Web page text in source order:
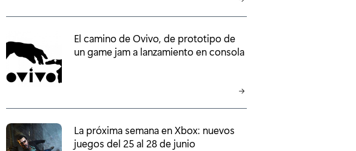
El camino de Ovivo, de prototipo de
un game jam a lanzamiento en consola
La próxima semana en Xbox: nuevos
juegos del 25 al 28 de junio